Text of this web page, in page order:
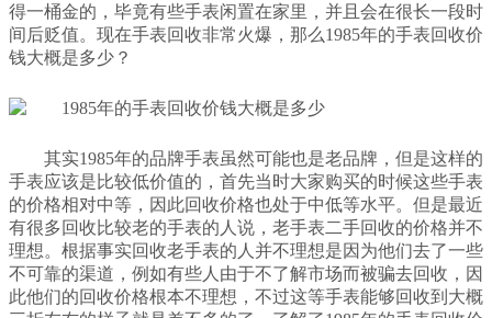
得一桶金的，毕竟有些手表闲置在家里，并且会在很长一段时
间后贬值。现在手表回收非常火爆，那么1985年的手表回收价
钱大概是多少？
其实1985年的品牌手表虽然可能也是老品牌，但是这样的
手表应该是比较低价值的，首先当时大家购买的时候这些手表
的价格相对中等，因此回收价格也处于中低等水平。但是最近
有很多回收比较老的手表的人说，老手表二手回收的价格并不
理想。根据事实回收老手表的人并不理想是因为他们去了一些
不可靠的渠道，例如有些人由于不了解市场而被骗去回收，因
此他们的回收价格根本不理想，不过这等手表能够回收到大概